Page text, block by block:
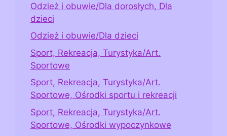
Odzież i obuwie/Dla dorosłych, Dla
dzieci
Odzież i obuwie/Dla dzieci
Sport, Rekreacja, Turystyka/Art.
Sportowe
Sport, Rekreacja, Turystyka/Art.
Sportowe, Ośrodki sportu i rekreacji
Sport, Rekreacja, Turystyka/Art.
Sportowe, Ośrodki wypoczynkowe